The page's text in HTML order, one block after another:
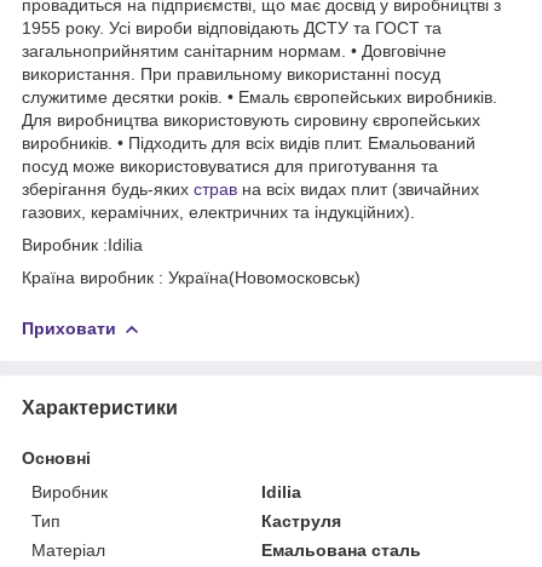
провадиться на підприємстві, що має досвід у виробництві з
1955 року. Усі вироби відповідають ДСТУ та ГОСТ та
загальноприйнятим санітарним нормам. • Довговічне
використання. При правильному використанні посуд
служитиме десятки років. • Емаль європейських виробників.
Для виробництва використовують сировину європейських
виробників. • Підходить для всіх видів плит. Емальований
посуд може використовуватися для приготування та
зберігання будь-яких страв на всіх видах плит (звичайних
газових, керамічних, електричних та індукційних).
Виробник :Idilia
Країна виробник : Україна(Новомосковськ)
Приховати
Характеристики
Основні
Виробник
Idilia
Тип
Каструля
Матеріал
Емальована сталь